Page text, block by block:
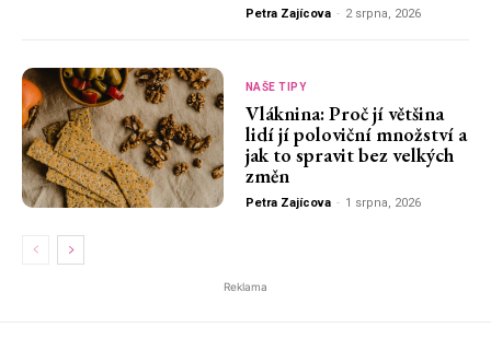
Petra Zajícova - 2 srpna, 2026
NAŠE TIPY
Vláknina: Proč jí většina
lidí jí poloviční množství a
jak to spravit bez velkých
změn
Petra Zajícova - 1 srpna, 2026
Reklama